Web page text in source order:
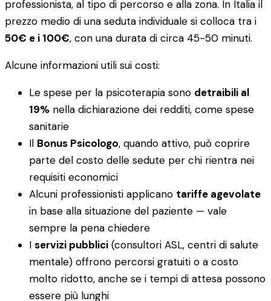
professionista, al tipo di percorso e alla zona. In Italia il
prezzo medio di una seduta individuale si colloca tra i
50€ e i 100€, con una durata di circa 45-50 minuti.
Alcune informazioni utili sui costi:
Le spese per la psicoterapia sono detraibili al
19% nella dichiarazione dei redditi, come spese
sanitarie
Il Bonus Psicologo, quando attivo, può coprire
parte del costo delle sedute per chi rientra nei
requisiti economici
Alcuni professionisti applicano tariffe agevolate
in base alla situazione del paziente — vale
sempre la pena chiedere
I servizi pubblici (consultori ASL, centri di salute
mentale) offrono percorsi gratuiti o a costo
molto ridotto, anche se i tempi di attesa possono
essere più lunghi